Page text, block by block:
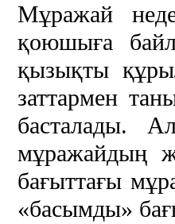
Мұражай
қоюшыға
қызықты
заттармен
басталады.
мұражайдың
бағыттағы
«басымды»